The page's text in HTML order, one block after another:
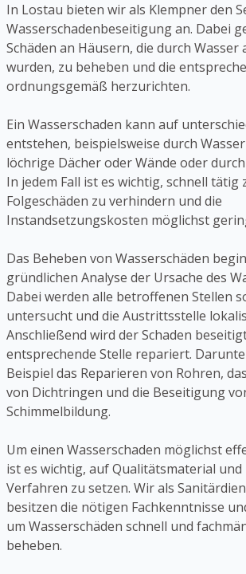
In Lostau bieten wir als Klempner den
Wasserschadenbeseitigung an. Dabei
Schäden an Häusern, die durch Wasser
wurden, zu beheben und die
ordnungsgemäß herzurichten.
Ein Wasserschaden kann auf
entstehen, beispielsweise durch
löchrige Dächer oder Wände oder
In jedem Fall ist es wichtig, schnell tätig
Folgeschäden zu verhindern und die
Instandsetzungskosten möglichst
Das Beheben von Wasserschäden
gründlichen Analyse der Ursache des
Dabei werden alle betroffenen Stellen
untersucht und die Austrittsstelle
Anschließend wird der Schaden
entsprechende Stelle repariert.
Beispiel das Reparieren von Rohren,
von Dichtringen und die Beseitigung
Schimmelbildung.
Um einen Wasserschaden möglichst
ist es wichtig, auf Qualitätsmaterial und
Verfahren zu setzen. Wir als
besitzen die nötigen Fachkenntnisse
um Wasserschäden schnell und
beheben.